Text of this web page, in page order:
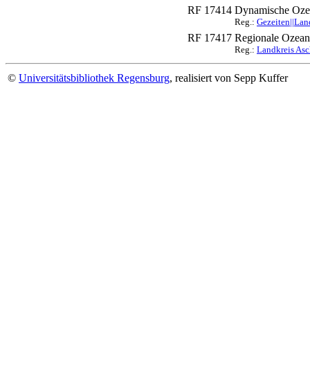
RF 17414 Dynamische
Reg.:
RF 17417 Regionale
Reg.: Landkreis
© Universitätsbibliothek Regensburg, realisiert von Sepp Kuffer